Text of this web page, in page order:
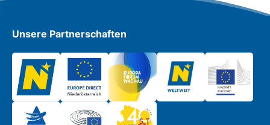
Unsere Partnerschaften